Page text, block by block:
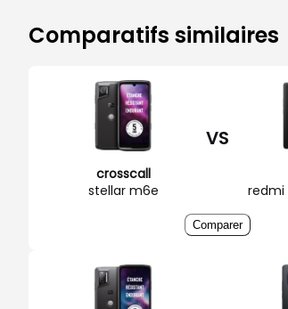
Comparatifs similaires
crosscall
stellar m6e
VS
redmi
Comparer